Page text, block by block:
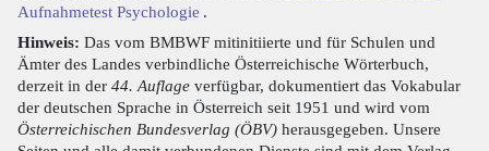
Aufnahmetest Psychologie .
Hinweis: Das vom BMBWF mitinitiierte und für Schulen und
Ämter des Landes verbindliche Österreichische Wörterbuch,
derzeit in der 44. Auflage verfügbar, dokumentiert das Vokabular
der deutschen Sprache in Österreich seit 1951 und wird vom
Österreichischen Bundesverlag (ÖBV) herausgegeben. Unsere